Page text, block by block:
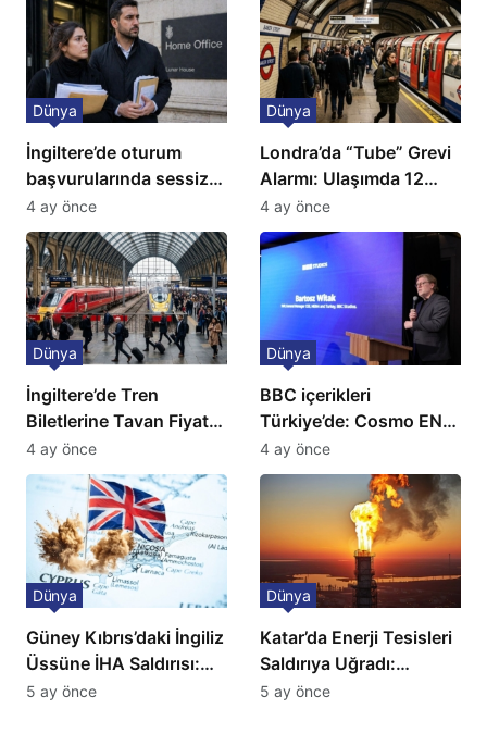
İngiltere’de oturum
başvurularında sessiz
kriz: Büyükelçilikten
açıklama!
Dünya
4 ay önce
Londra’da “Tube” Grevi
Alarmı: Ulaşımda 12
Günlük Kaos Kapıda
Dünya
4 ay önce
İngiltere’de Tren
Biletlerine Tavan Fiyat:
Ulaşımda Yeni
Düzenleme
Dünya
4 ay önce
BBC içerikleri
Türkiye’de: Cosmo EN
ve BBC Player yayında
Dünya
4 ay önce
Güney Kıbrıs’daki İngiliz
Üssüne İHA Saldırısı:
Patlama, Sirenler ve
Dünya
5 ay önce
Katar’da Enerji Tesisleri
Saldırıya Uğradı:
Avrupa’da Doğalgaz
Dünya
5 ay önce